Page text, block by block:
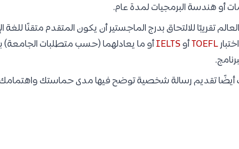
أو هندسة البرمجيات لمدة عام.
تقريبًا للالتحاق بدرج الماجستير أن يكون المتقدم متقنًا للغة
TOEFLأوIELTSأو ما يعادلهما (حسب متطلبات الجامعة)
تقديم رسالة شخصية توضح فيها مدى حماستك واهتمامك